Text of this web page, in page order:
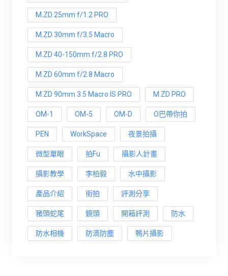
M.ZD 25mm f/1.2 PRO
M.ZD 30mm f/3.5 Macro
M.ZD 40-150mm f/2.8 PRO
M.ZD 60mm f/2.8 Macro
M.ZD 90mm 3.5 Macro IS PRO M.ZD PRO
OM-1 OM-5 OM-D O巴帶你拍
PEN WorkSpace 夜景拍攝
微型單眼 拍Fu 攝影人計畫
攝影教學 李柏毅 水中攝影
產品介紹 街拍 評測分享
豬頭蛇尾 鏡頭 開箱評測 防水
防水相機 防滴防塵 鴨片攝影